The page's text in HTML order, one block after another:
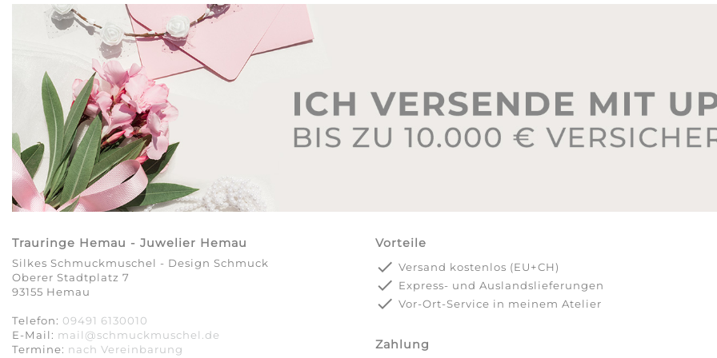
Trauringe Hemau - Juwelier Hemau
Silkes Schmuckmuschel - Design Schmuck
Oberer Stadtplatz 7
93155 Hemau
Telefon: 09491 6130010
E-Mail: mail@schmuckmuschel.de
Termine: nach Vereinbarung​​​​​​​
Vorteile
done Versand kostenlos (EU+CH)
done Express- und Auslandslieferungen
done Vor-Ort-Service in meinem Atelier
Zahlung